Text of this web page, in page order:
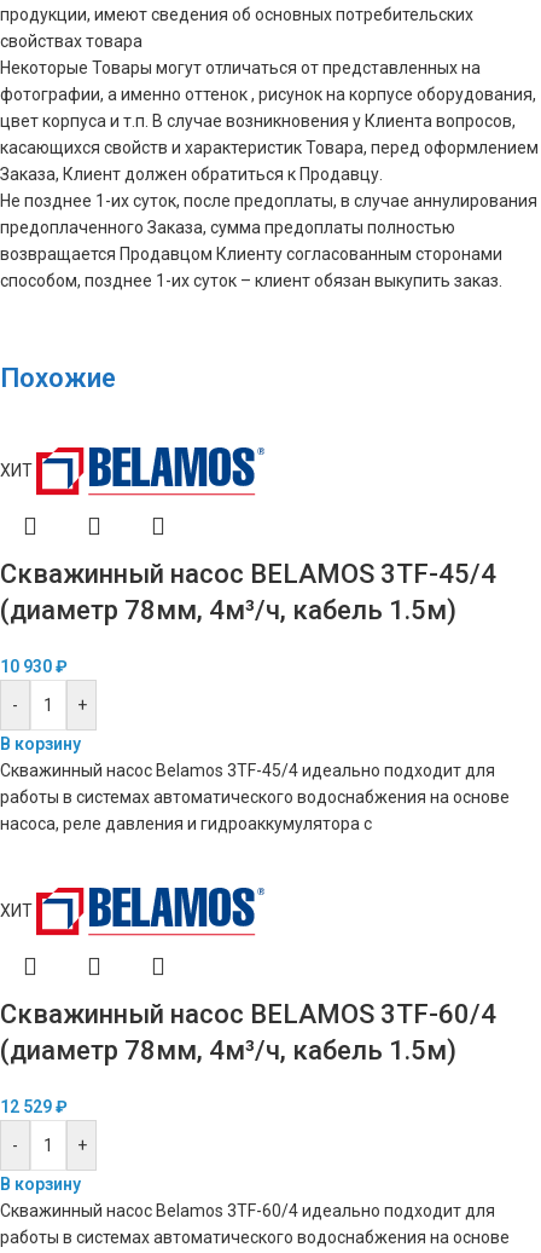
продукции, имеют сведения об основных потребительских
свойствах товара
Некоторые Товары могут отличаться от представленных на
фотографии, а именно оттенок , рисунок на корпусе оборудования,
цвет корпуса и т.п. В случае возникновения у Клиента вопросов,
касающихся свойств и характеристик Товара, перед оформлением
Заказа, Клиент должен обратиться к Продавцу.
Не позднее 1-их суток, после предоплаты, в случае аннулирования
предоплаченного Заказа, сумма предоплаты полностью
возвращается Продавцом Клиенту согласованным сторонами
способом, позднее 1-их суток – клиент обязан выкупить заказ.
Похожие
ХИТ
Скважинный насос BELAMOS 3TF-45/4
(диаметр 78мм, 4м³/ч, кабель 1.5м)
10 930₽
-
+
В корзину
Скважинный насос Belamos 3TF-45/4 идеально подходит для
работы в системах автоматического водоснабжения на основе
насоса, реле давления и гидроаккумулятора с
ХИТ
Скважинный насос BELAMOS 3TF-60/4
(диаметр 78мм, 4м³/ч, кабель 1.5м)
12 529₽
-
+
В корзину
Скважинный насос Belamos 3TF-60/4 идеально подходит для
работы в системах автоматического водоснабжения на основе